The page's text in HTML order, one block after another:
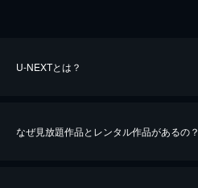
U-NEXTとは？
なぜ見放題作品とレンタル作品があるの？